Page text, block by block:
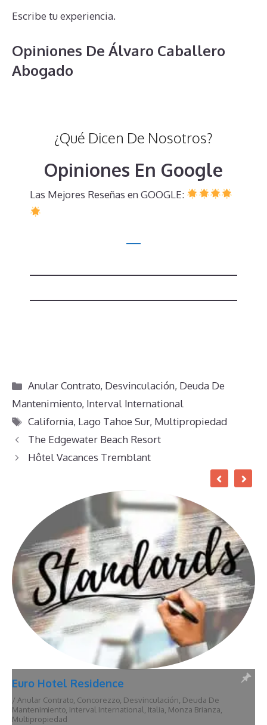
Escribe tu experiencia.
Opiniones De Álvaro Caballero
Abogado
¿Qué Dicen De Nosotros?
Opiniones En Google
Las Mejores Reseñas en GOOGLE:
Categorías
Anular Contrato, Desvinculación, Deuda De
Mantenimiento, Interval International
Etiquetas
California, Lago Tahoe Sur, Multipropiedad
The Edgewater Beach Resort
Hôtel Vacances Tremblant
Euro Hotel Residence
/ Anular Contrato, Concorezzo, Desvinculación, Deuda De
Mantenimiento, Interval International, Italia, Monza Brianza,
Multipropiedad